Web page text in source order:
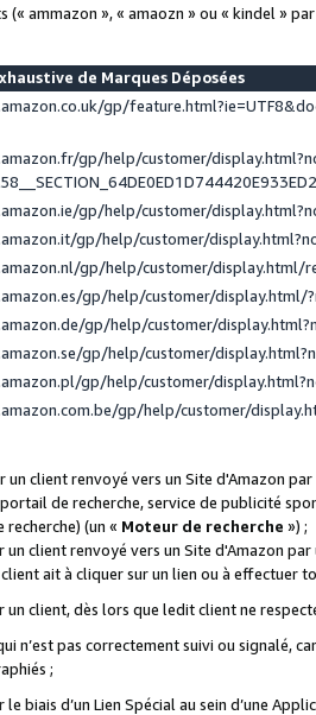
(« ammazon », « amaozn » ou « kindel »
de Marques Déposées
gp/
gp/help/customer/
gp/help/customer/
gp/help/customer/
gp/help/customer/display.html/
gp/help/customer/display.html/
gp/help/customer/
gp/help/customer/
gp/help/customer/
gp/help/customer/
client renvoyé vers un Site d'Amazon
de recherche, service de publicité
(un « Moteur de recherche ») ;
client renvoyé vers un Site d'Amazon
ait à cliquer sur un lien ou à
client, dès lors que ledit client ne
n’est pas correctement suivi ou signalé,
;
biais d’un Lien Spécial au sein d’une